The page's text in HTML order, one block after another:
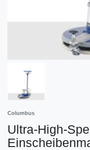
Columbus
Ultra-High-